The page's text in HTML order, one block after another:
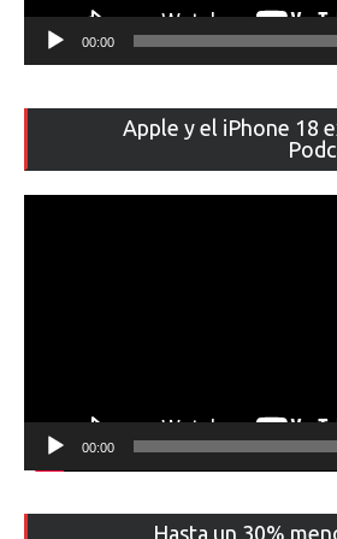
00:00
Apple y el iPhone 18
00:00
Hasta un 30%